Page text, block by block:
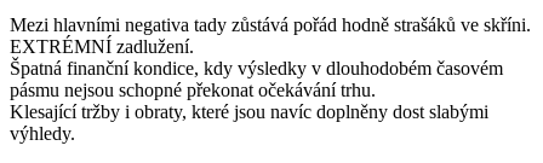
Mezi hlavními negativa tady zůstává pořád hodně strašáků ve skříni.
EXTRÉMNÍ zadlužení.
Špatná finanční kondice, kdy výsledky v dlouhodobém časovém
pásmu nejsou schopné překonat očekávání trhu.
Klesající tržby i obraty, které jsou navíc doplněny dost slabými
výhledy.